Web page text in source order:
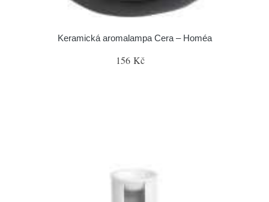
Keramická aromalampa Cera – Homéa
156 Kč